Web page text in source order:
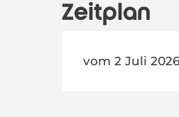
Zeitplan
vom 2 Juli